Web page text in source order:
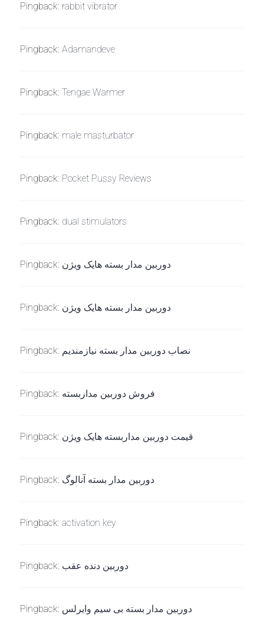
Pingback: rabbit vibrator
Pingback: Adamandeve
Pingback: Tengae Warmer
Pingback: male masturbator
Pingback: Pocket Pussy Reviews
Pingback: dual stimulators
Pingback: دوربین مدار بسته هایک ویژن
Pingback: دوربین مدار بسته هایک ویژن
Pingback: نصاب دوربین مدار بسته نیازمندیم
Pingback: فروش دوربین مداربسته
Pingback: قیمت دوربین مداربسته هایک ویژن
Pingback: دوربین مدار بسته آنالوگ
Pingback: activation key
Pingback: دوربین دنده عقب
Pingback: دوربین مدار بسته بی سیم وایرلس